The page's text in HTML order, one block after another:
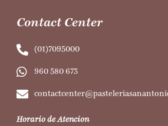
Contact Center
(01)7095000
960 580 673
Horario de Atencion